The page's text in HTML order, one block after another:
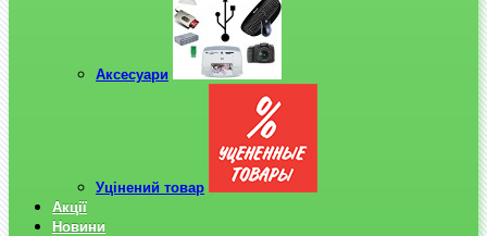
Аксесуари
Уцінений товар
Акції
Новини